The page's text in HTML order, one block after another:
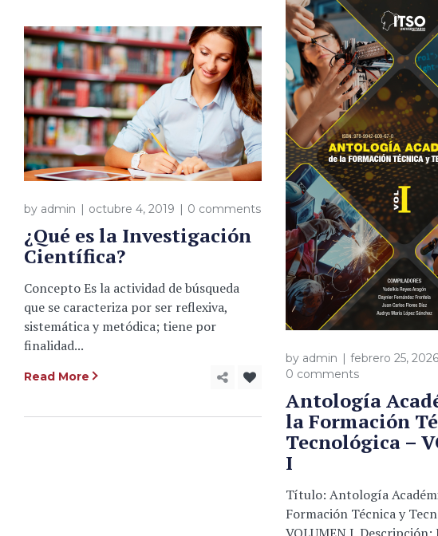
by admin
febrero 25, 2026
0 comments
Antología
la Formación
Tecnológica –
I
Título: Antología
Formación Técnica y
by admin octubre 4, 2019 0 comments
¿Qué es la Investigación
Científica?
Concepto Es la actividad de búsqueda
que se caracteriza por ser reflexiva,
sistemática y metódica; tiene por
finalidad...
Read More